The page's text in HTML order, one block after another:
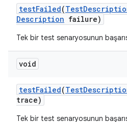
testFailed(Test
Description failure)
Tek bir test senaryosunun
void
testFailed(Test
trace)
Tek bir test senaryosunun